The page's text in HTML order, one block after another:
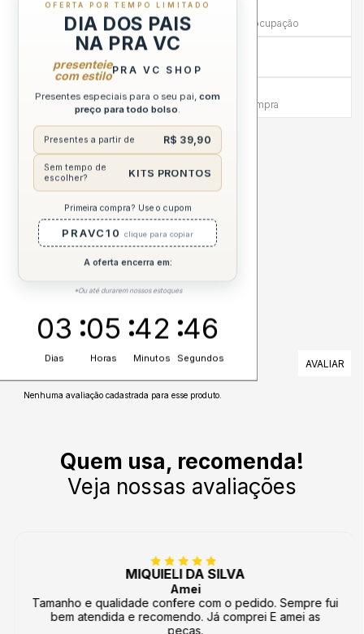
Troca em até 30 dias
Mais tempo para experimentar sem preocupação
Compra sem Risco
7 dias para reembolso integral
Atendimento Humanizado
Via WhatsApp antes e depois da compra
DESCRIÇÃO COMPLETA
ESPECIFICAÇÕES
CUIDADOS
AVALIAÇÕES
Nenhuma avaliação cadastrada para esse produto.
Quem usa, recomenda!
Veja nossas avaliações
MIQUIELI DA SILVA
Amei
Tamanho e qualidade confere com o pedido. Sempre fui
bem atendida e recomendo. Já comprei E amei as
peças.
OFERTA POR TEMPO LIMITADO
DIA DOS PAIS
NA PRA VC
presenteie
com estiloPRA VC SHOP
Presentes especiais para o seu pai, com
preço para todo bolso.
Presentes a partir de R$ 39,90
Sem tempo de
escolher?
KITS PRONTOS
Primeira compra? Use o cupom
PRAVC10 clique para copiar
A oferta encerra em:
*Ou até durarem nossos estoques
03
Dias
05
Horas
42
Minutos
45
Segundos